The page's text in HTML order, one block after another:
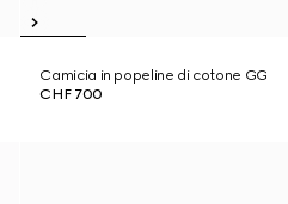
Camicia in popeline di cotone GG
CHF 700